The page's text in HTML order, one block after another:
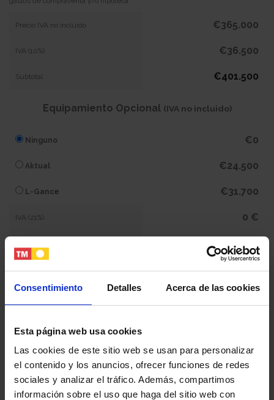
Consentimiento Detalles Acerca de las cookies
Esta página web usa cookies
Las cookies de este sitio web se usan para personalizar
el contenido y los anuncios, ofrecer funciones de redes
sociales y analizar el tráfico. Además, compartimos
información sobre el uso que haga del sitio web con
Tu nombre y apellidos
Precio IVA no incluido €365.000
IVA (10%) €36.500
Subtotal €401.500
Equipamiento Opcional (IVA no incluido)
Ninguno €0
Aktual €24.500
L-Gance €31.700
IVA (21%) 0 €
0 €
Total 401.500 €